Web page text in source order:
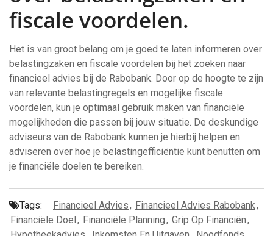
fiscale voordelen.
Het is van groot belang om je goed te laten informeren over
belastingzaken en fiscale voordelen bij het zoeken naar
financieel advies bij de Rabobank. Door op de hoogte te zijn
van relevante belastingregels en mogelijke fiscale
voordelen, kun je optimaal gebruik maken van financiële
mogelijkheden die passen bij jouw situatie. De deskundige
adviseurs van de Rabobank kunnen je hierbij helpen en
adviseren over hoe je belastingefficiëntie kunt benutten om
je financiële doelen te bereiken.
Tags: Financieel Advies, Financieel Advies Rabobank,
Financiële Doel, Financiële Planning, Grip Op Financiën,